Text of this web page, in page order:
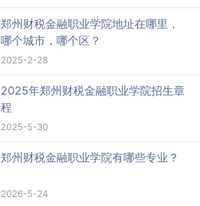
郑州财税金融职业学院地址在哪里，
哪个城市，哪个区？
2025-2-28
2025年郑州财税金融职业学院招生章
程
2025-5-30
郑州财税金融职业学院有哪些专业？
2026-5-24